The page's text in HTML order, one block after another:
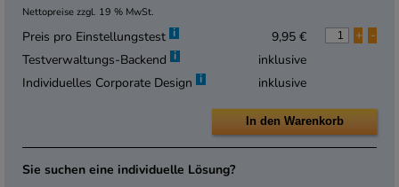
Nettopreise zzgl. 19 % MwSt.
Preis pro Einstellungstest i 9,95 € + -
Testverwaltungs-Backend i
inklusive
Individuelles Corporate Design i inklusive
Sie suchen eine individuelle Lösung?